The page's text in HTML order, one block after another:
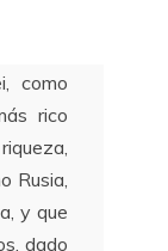
como
rico
Rusia,
y que
dado